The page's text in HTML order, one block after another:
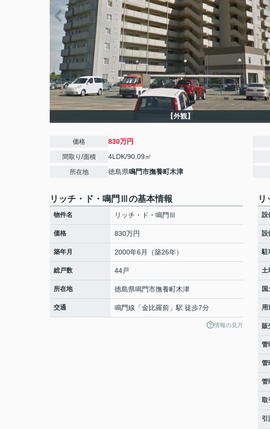
【外観】
価格 830万円
間取り/面積 4LDK/90.09㎡
所在地 徳島県鳴門市撫養町木津
リッチ・ド・鳴門Ⅲの基本情報
物件名 リッチ・ド・鳴門Ⅲ
価格 830万円
築年月 2000年6月（築26年）
総戸数 44戸
所在地 徳島県鳴門市撫養町木津
交通 鳴門線 「金比羅前 」駅 徒歩7分
情報の見方
設
設
駐
土
国
用
販
管
管
管
取
引